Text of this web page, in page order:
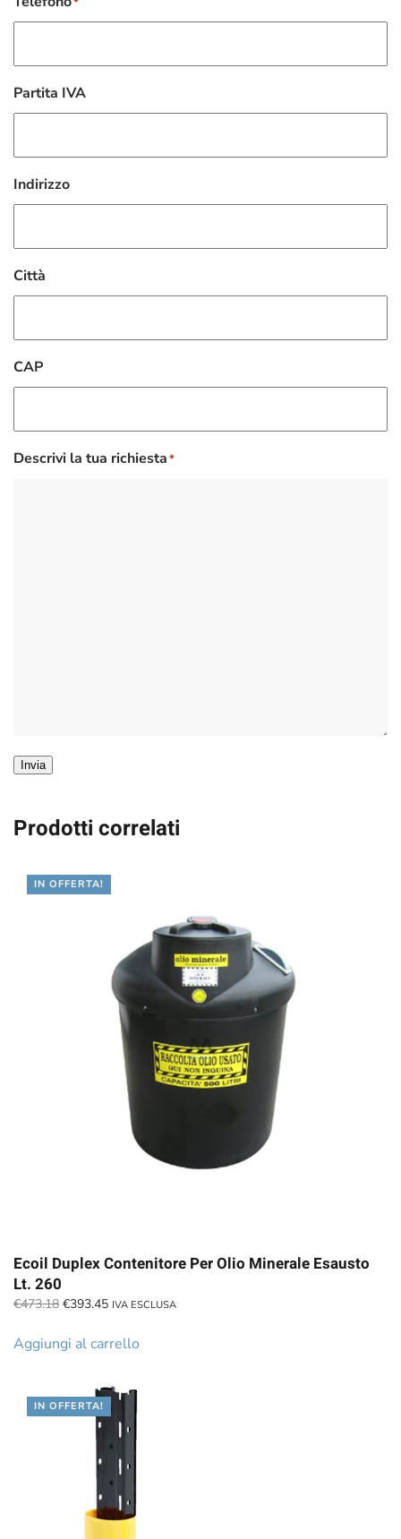
Partita IVA
Indirizzo
Città
CAP
Descrivi la tua richiesta*
Invia
Prodotti correlati
IN OFFERTA!
Ecoil Duplex Contenitore Per Olio Minerale Esausto
Lt. 260
€473.18 Il
originale
€393.45Il
attuale
IVA ESCLUSA
Aggiungi al carrello
IN OFFERTA!